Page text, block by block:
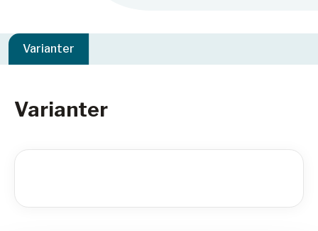
Varianter
Varianter